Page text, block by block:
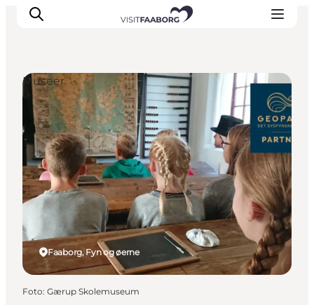
Overnatning
Spisesteder
Oplevelser
Øhop
Outdoor
Det sker
Faaborg, Fyn og øerne
Museer
Foto: Gærup Skolemuseum